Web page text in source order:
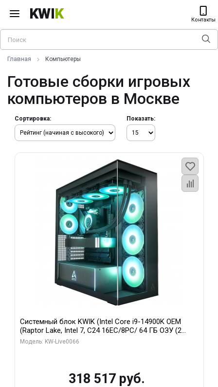
KWIK Контакты
Главная Компьютеры
Готовые сборки игровых
компьютеров в Москве
Сортировка: Показать:
Системный блок KWIK (Intel Core i9-14900K OEM
(Raptor Lake, Intel 7, C24 16EC/8PC/ 64 ГБ ОЗУ (2
модуля)/ Gigabyte RTX5080 XTREME WATERFORCE
Модель: KW-Live0066
318 517 руб.